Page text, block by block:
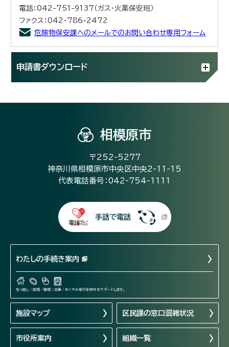
電話：042-751-9137（ガス・火薬保安班）
ファクス：042-786-2472
危険物保安課へのメールでのお問い合わせ専用フォーム
申請書ダウンロード
相模原市
〒252-5277
神奈川県相模原市中央区中央2-11-15
代表電話番号：042-754-1111
手話で電話
わたしの手続き案内
引っ越し / 結婚 / 離婚 / 出産 / おくやみ等の手続きをサポートします。
施設マップ 区民課の窓口混雑状況
市役所案内 組織一覧